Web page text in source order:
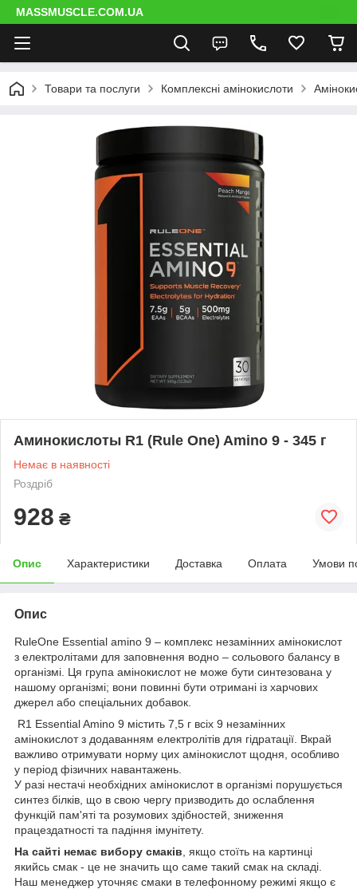
MASSMUSCLE.COM.UA
Товари та послуги Комплексні амінокислоти
Аминокислоты R1 (Rule One) Amino 9 - 345 г
Немає в наявності
Роздріб
928 ₴
Опис Характеристики Доставка Оплата Умови
Опис
RuleOne Essential amino 9 – комплекс незамінних амінокислот
з електролітами для заповнення водно – сольового балансу в
організмі. Ця група амінокислот не може бути синтезована у
нашому організмі; вони повинні бути отримані із харчових
джерел або спеціальних добавок.
R1 Essential Amino 9 містить 7,5 г всіх 9 незамінних
амінокислот з додаванням електролітів для гідратації. Вкрай
важливо отримувати норму цих амінокислот щодня, особливо
у період фізичних навантажень.
У разі нестачі необхідних амінокислот в організмі порушується
синтез білків, що в свою чергу призводить до ослаблення
функцій пам'яті та розумових здібностей, зниження
працездатності та падіння імунітету.
На сайті немає вибору смаків , якщо стоїть на картинці
якийсь смак - це не значить що саме такий смак на складі.
Наш менеджер уточняє смаки в телефонному режимі якщо є